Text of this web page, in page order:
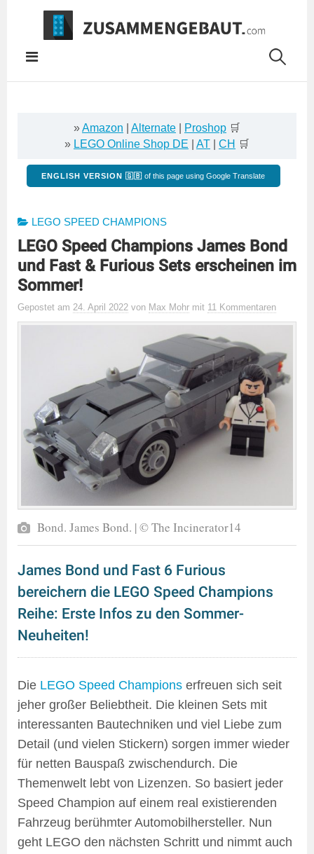
Springe
Inhalt
»Amazon Alternate Proshop 🛒
» LEGO Online Shop DE AT CH 🛒
ENGLISH VERSION 🇬🇧 of this page using Google Translate
LEGO SPEED CHAMPIONS
LEGO Speed Champions James Bond
und Fast & Furious Sets erscheinen im
Sommer!
Gepostet am 24. April 2022 von Max Mohr mit 11 Kommentaren
Bond. James Bond. | © The Incinerator14
James Bond und Fast 6 Furious
bereichern die LEGO Speed Champions
Reihe: Erste Infos zu den Sommer-
Neuheiten!
Die LEGO Speed Champions erfreuen sich seit
jeher großer Beliebtheit. Die kleinen Sets mit
interessanten Bautechniken und viel Liebe zum
Detail (und vielen Stickern) sorgen immer wieder
für netten Bauspaß zwischendurch. Die
Themenwelt lebt von Lizenzen. So basiert jeder
Speed Champion auf einem real existierenden
Fahrzeug berühmter Automobilhersteller. Nun
geht LEGO den nächsten Schritt und nimmt auch